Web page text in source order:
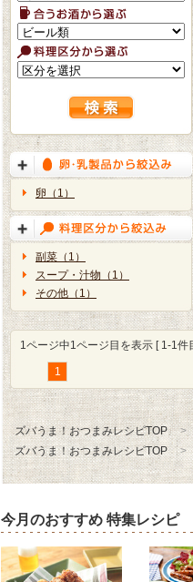
卵（1）
副菜（1）
スープ・汁物（1）
その他（1）
1ページ中1ページ目を表示 [ 1-1件
1
ズバうま！おつまみレシピTOP
ズバうま！おつまみレシピTOP
今月のおすすめ 特集レシピ